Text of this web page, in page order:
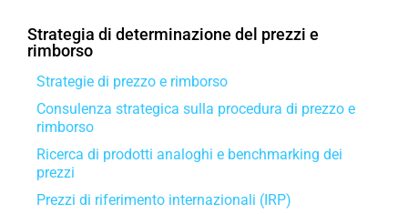
Strategia di determinazione del prezzi e
rimborso
Strategie di prezzo e rimborso
Consulenza strategica sulla procedura di prezzo e
rimborso
Ricerca di prodotti analoghi e benchmarking dei
prezzi
Prezzi di riferimento internazionali (IRP)